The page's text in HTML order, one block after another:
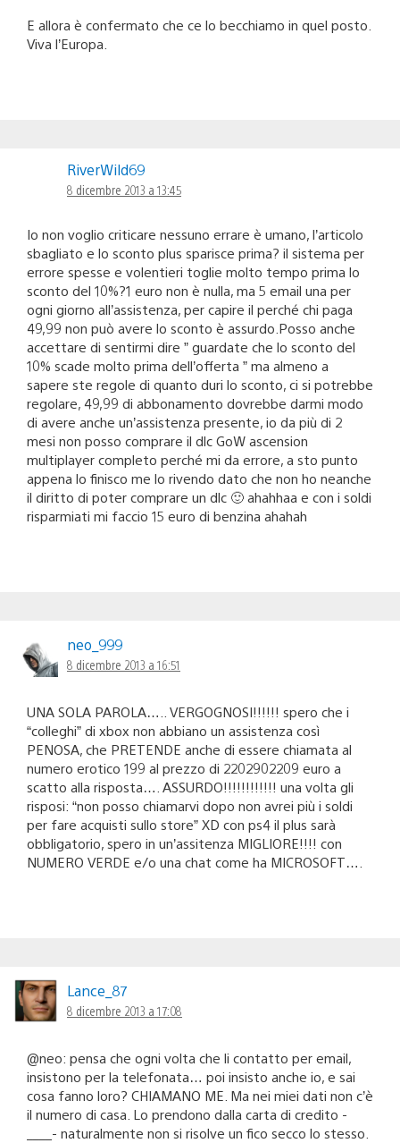
E allora è confermato che ce lo becchiamo in quel posto.
Viva l’Europa.
RiverWild69
8 dicembre 2013 a 13:45
Io non voglio criticare nessuno errare è umano, l’articolo
sbagliato e lo sconto plus sparisce prima? il sistema per
errore spesse e volentieri toglie molto tempo prima lo
sconto del 10%?1 euro non è nulla, ma 5 email una per
ogni giorno all’assistenza, per capire il perché chi paga
49,99 non può avere lo sconto è assurdo.Posso anche
accettare di sentirmi dire ” guardate che lo sconto del
10% scade molto prima dell’offerta ” ma almeno a
sapere ste regole di quanto duri lo sconto, ci si potrebbe
regolare, 49,99 di abbonamento dovrebbe darmi modo
di avere anche un’assistenza presente, io da più di 2
mesi non posso comprare il dlc GoW ascension
multiplayer completo perché mi da errore, a sto punto
appena lo finisco me lo rivendo dato che non ho neanche
il diritto di poter comprare un dlc 🙂 ahahhaa e con i soldi
risparmiati mi faccio 15 euro di benzina ahahah
neo_999
8 dicembre 2013 a 16:51
UNA SOLA PAROLA….. VERGOGNOSI!!!!!! spero che i
“colleghi” di xbox non abbiano un assistenza così
PENOSA, che PRETENDE anche di essere chiamata al
numero erotico 199 al prezzo di 2202902209 euro a
scatto alla risposta…. ASSURDO!!!!!!!!!!!! una volta gli
risposi: “non posso chiamarvi dopo non avrei più i soldi
per fare acquisti sullo store” XD con ps4 il plus sarà
obbligatorio, spero in un’assitenza MIGLIORE!!!! con
NUMERO VERDE e/o una chat come ha MICROSOFT….
Lance_87
8 dicembre 2013 a 17:08
@neo: pensa che ogni volta che li contatto per email,
insistono per la telefonata… poi insisto anche io, e sai
cosa fanno loro? CHIAMANO ME. Ma nei miei dati non c’è
il numero di casa. Lo prendono dalla carta di credito -
____- naturalmente non si risolve un fico secco lo stesso.